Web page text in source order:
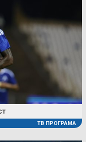
ТВ ПРОГРАМА